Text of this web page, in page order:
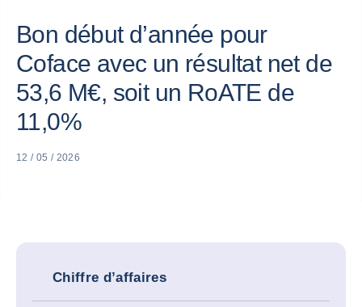
Bon début d’année pour
Coface avec un résultat net de
53,6 M€, soit un RoATE de
11,0%
12 / 05 / 2026
Chiffre d’affaires